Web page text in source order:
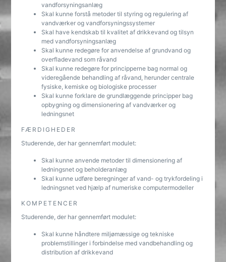
vandforsyningsanlæg
Skal kunne forstå metoder til styring og regulering af
vandværker og vandforsyningssystemer
Skal have kendskab til kvalitet af drikkevand og tilsyn
med vandforsyningsanlæg
Skal kunne redegøre for anvendelse af grundvand og
overfladevand som råvand
Skal kunne redegøre for principperne bag normal og
videregående behandling af råvand, herunder centrale
fysiske, kemiske og biologiske processer
Skal kunne forklare de grundlæggende principper bag
opbygning og dimensionering af vandværker og
ledningsnet
FÆRDIGHEDER
Studerende, der har gennemført modulet:
Skal kunne anvende metoder til dimensionering af
ledningsnet og beholderanlæg
Skal kunne udføre beregninger af vand- og trykfordeling i
ledningsnet ved hjælp af numeriske computermodeller
KOMPETENCER
Studerende, der har gennemført modulet:
Skal kunne håndtere miljømæssige og tekniske
problemstillinger i forbindelse med vandbehandling og
distribution af drikkevand